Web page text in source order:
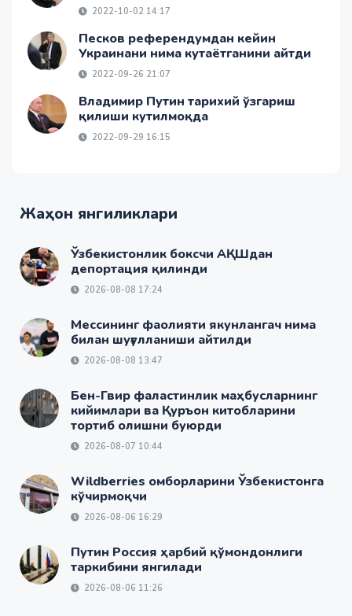
2022-10-02 14:17
Песков референдумдан кейин
Украинани нима кутаётганини айтди
2022-09-26 21:07
Владимир Путин тарихий ўзгариш
қилиши кутилмоқда
2022-09-29 16:15
Жаҳон янгиликлари
Ўзбекистонлик боксчи АҚШдан
депортация қилинди
2026-08-08 17:24
Мессининг фаолияти якунлангач нима
билан шуғулланиши айтилди
2026-08-08 13:47
Бен-Гвир фаластинлик маҳбусларнинг
кийимлари ва Қуръон китобларини
тортиб олишни буюрди
2026-08-07 10:44
Wildberries омборларини Ўзбекистонга
кўчирмоқчи
2026-08-06 16:29
Путин Россия ҳарбий қўмондонлиги
таркибини янгилади
2026-08-06 11:26